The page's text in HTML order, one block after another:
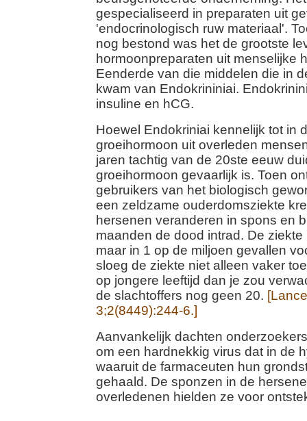
gespecialiseerd in preparaten uit
'endocrinologisch ruw materiaal'.
nog bestond was het de grootste
hormoonpreparaten uit menselijke
Eenderde van die middelen die in
kwam van Endokrininiai.
insuline en hCG.
Hoewel Endokriniai kennelijk tot in
groeihormoon uit overleden
jaren tachtig van de 20ste eeuw
groeihormoon gevaarlijk is. Toen
gebruikers van het biologisch
een zeldzame ouderdomsziekte
hersenen veranderen in spons en
maanden de dood intrad. De ziekte
maar in 1 op de miljoen gevallen
sloeg de ziekte niet alleen vaker
op jongere leeftijd dan je zou
de slachtoffers nog geen 20.
3;2(8449):244-6.]
Aanvankelijk dachten
om een hardnekkig virus dat in de
waaruit de farmaceuten hun
gehaald. De sponzen in de
overledenen hielden ze voor